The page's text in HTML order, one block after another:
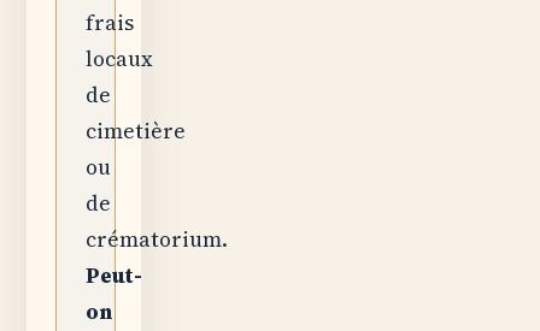
frais
locaux
de
cimetière
ou
de
crématorium.
Peut-
on